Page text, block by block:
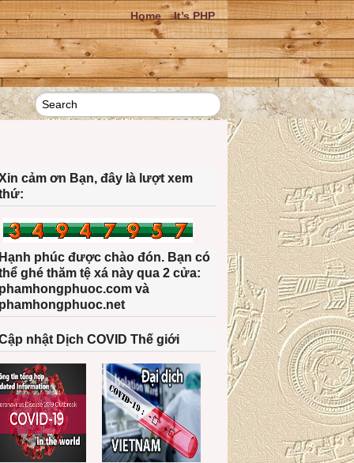
Home It’s PHP
cảm ơn Bạn, đây là lượt xem
phúc được chào đón. Bạn có
ghé thăm tệ xá này qua 2 cửa:
và
nhật Dịch COVID Thế giới